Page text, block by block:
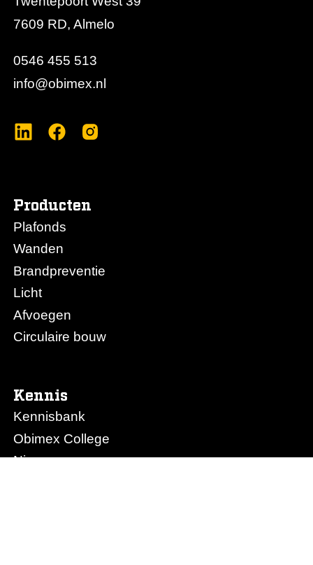
7609 RD, Almelo
0546 455 513
info@obimex.nl
Producten
Plafonds
Wanden
Brandpreventie
Licht
Afvoegen
Circulaire bouw
Kennis
Kennisbank
Obimex College
Nieuws